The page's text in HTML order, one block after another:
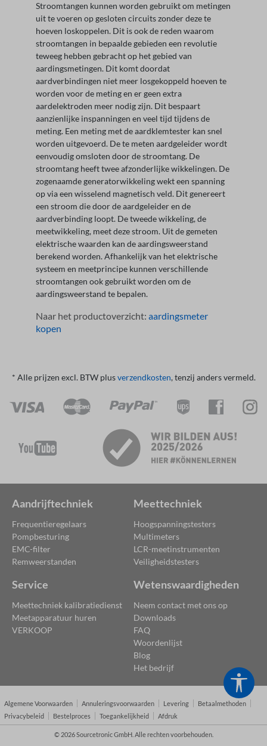
Stroomtangen kunnen worden gebruikt om metingen
uit te voeren op gesloten circuits zonder deze te
hoeven loskoppelen. Dit is ook de reden waarom
stroomtangen in bepaalde gebieden een revolutie
teweeg hebben gebracht op het gebied van
aardingsmetingen. Dit komt doordat
aardverbindingen niet meer losgekoppeld hoeven te
worden voor de meting en er geen extra
aardelektroden meer nodig zijn. Dit bespaart
aanzienlijke inspanningen en veel tijd tijdens de
meting. Een meting met de aardklemtester kan snel
worden uitgevoerd. De te meten aardgeleider wordt
eenvoudig omsloten door de stroomtang. De
stroomtang heeft twee afzonderlijke wikkelingen. De
zogenaamde generatorwikkeling wekt een spanning
op via een wisselend magnetisch veld. Dit genereert
een stroom die door de aardgeleider en de
aardverbinding loopt. De tweede wikkeling, de
meetwikkeling, meet deze stroom. Uit de gemeten
elektrische waarden kan de aardingsweerstand
berekend worden. Afhankelijk van het elektrische
systeem en meetprincipe kunnen verschillende
stroomtangen ook gebruikt worden om de
aardingsweerstand te bepalen.
Naar het productoverzicht: aardingsmeter
kopen
* Alle prijzen excl. BTW plusverzendkosten, tenzij anders vermeld.
Aandrijftechniek
Frequentieregelaars
Pompbesturing
EMC-filter
Remweerstanden
Meettechniek
Hoogspanningstesters
Multimeters
LCR-meetinstrumenten
Veiligheidstesters
Service
Meettechniek kalibratiedienst
Meetapparatuur huren
VERKOOP
Wetenswaardigheden
Neem contact met ons op
Downloads
FAQ
Woordenlijst
Blog
Het bedrijf
Algemene Voorwaarden Annuleringsvoorwaarden Levering
Betaalmethoden
Privacybeleid
Bestelproces Toegankelijkheid Afdruk
© 2026 Sourcetronic GmbH. Alle rechten voorbehouden.